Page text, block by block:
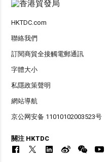
HKTDC.com
聯絡我們
訂閱商貿全接觸電郵通訊
字體大小
私隱政策聲明
網站導航
京公网安备 11010102003523号
關注 HKTDC